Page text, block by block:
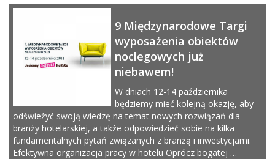
9 Międzynarodowe Targi
wyposażenia obiektów
noclegowych już
niebawem!
W dniach 12-14 października
będziemy mieć kolejną okazję, aby
odświeżyć swoją wiedzę na temat nowych rozwiązań dla
branży hotelarskiej, a także odpowiedzieć sobie na kilka
fundamentalnych pytań związanych z branżą i inwestycjami.
Efektywna organizacja pracy w hotelu Oprócz bogatej …